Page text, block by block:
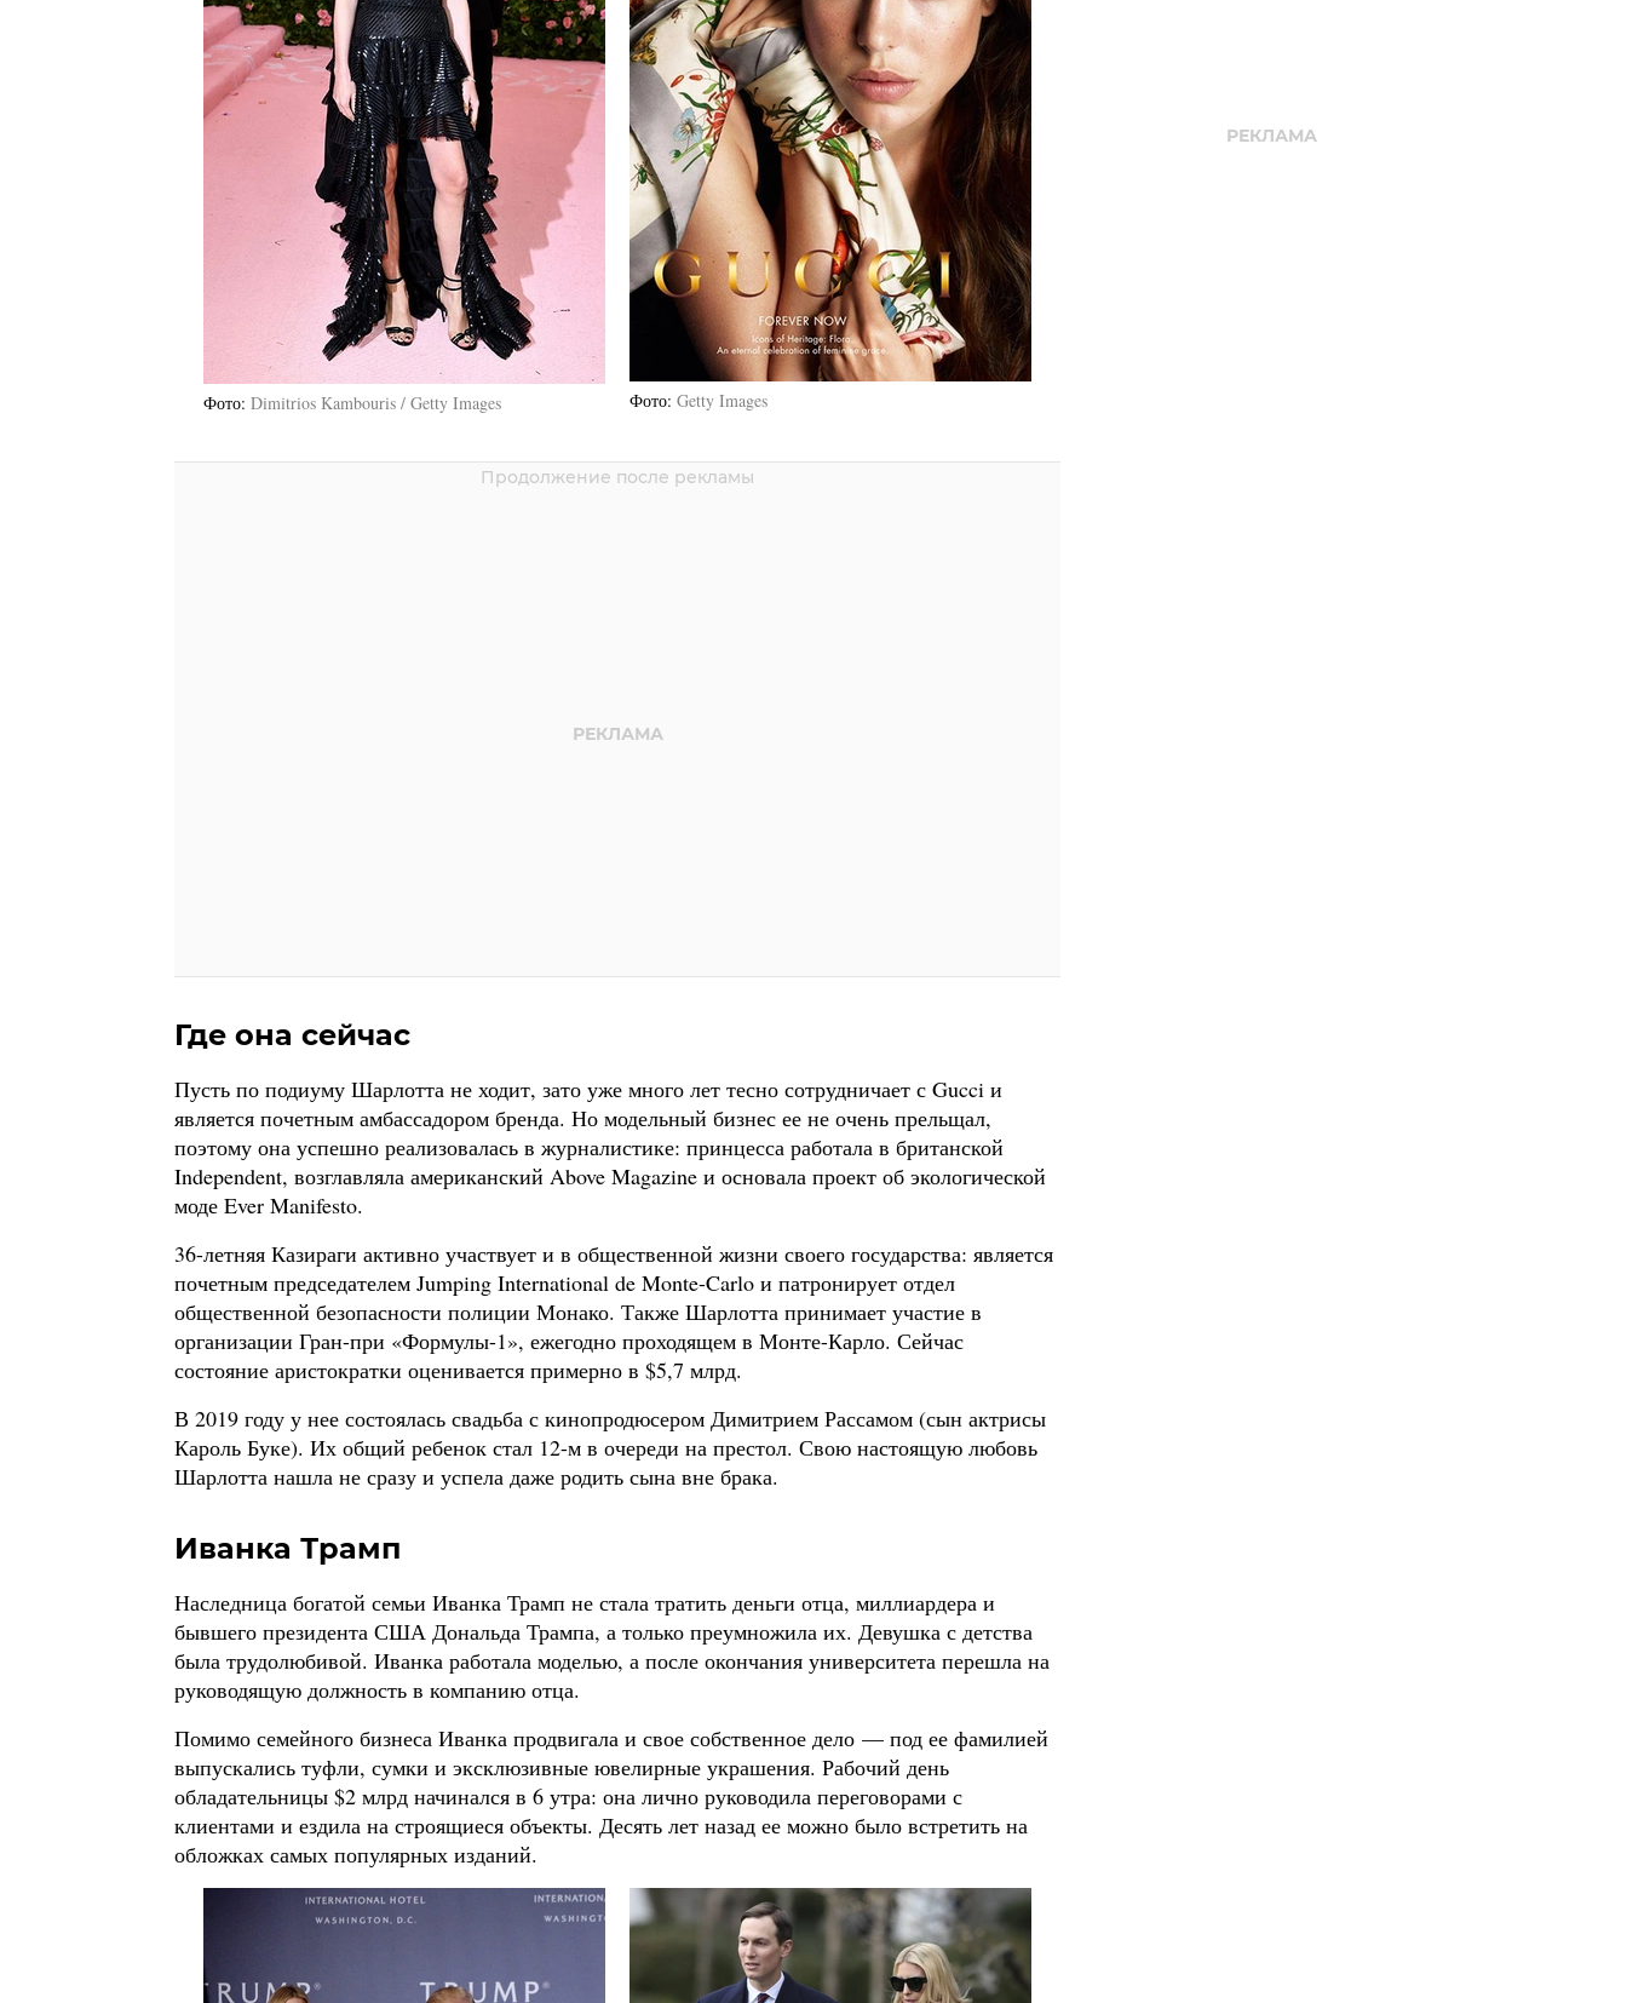
Фото Dimitrios Kambouris / Getty Images Фото Getty Images
Где она сейчас
Пусть по подиуму Шарлотта не ходит, зато уже много лет тесно сотрудничает с Gucci и
является почетным амбассадором бренда. Но модельный бизнес ее не очень прельщал,
поэтому она успешно реализовалась в журналистике: принцесса работала в британской
Independent, возглавляла американский Above Magazine и основала проект об экологической
моде Ever Manifesto.
36-летняя Казираги активно участвует и в общественной жизни своего государства: является
почетным председателем Jumping International de Monte-Carlo и патронирует отдел
общественной безопасности полиции Монако. Также Шарлотта принимает участие в
организации Гран-при «Формулы-1», ежегодно проходящем в Монте-Карло. Сейчас
состояние аристократки оценивается примерно в $5,7 млрд.
В 2019 году у нее состоялась свадьба с кинопродюсером Димитрием Рассамом (сын актрисы
Кароль Буке). Их общий ребенок стал 12-м в очереди на престол. Свою настоящую любовь
Шарлотта нашла не сразу и успела даже родить сына вне брака.
Иванка Трамп
Наследница богатой семьи Иванка Трамп не стала тратить деньги отца, миллиардера и
бывшего президента США Дональда Трампа, а только преумножила их. Девушка с детства
была трудолюбивой. Иванка работала моделью, а после окончания университета перешла на
руководящую должность в компанию отца.
Помимо семейного бизнеса Иванка продвигала и свое собственное дело — под ее фамилией
выпускались туфли, сумки и эксклюзивные ювелирные украшения. Рабочий день
обладательницы $2 млрд начинался в 6 утра: она лично руководила переговорами с
клиентами и ездила на строящиеся объекты. Десять лет назад ее можно было встретить на
обложках самых популярных изданий.